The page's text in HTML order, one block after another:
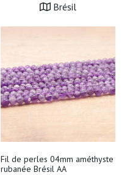
Brésil
Fil de perles 04mm améthyste
rubanée Brésil AA